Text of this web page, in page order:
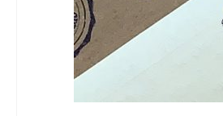
Vásárok, ahol velem is
Alapanyagok, kellékek